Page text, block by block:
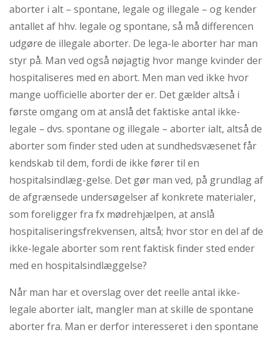
aborter i alt – spontane, legale og illegale – og kender
antallet af hhv. legale og spontane, så må differencen
udgøre de illegale aborter. De lega-le aborter har man
styr på. Man ved også nøjagtig hvor mange kvinder der
hospitaliseres med en abort. Men man ved ikke hvor
mange uofficielle aborter der er. Det gælder altså i
første omgang om at anslå det faktiske antal ikke-
legale – dvs. spontane og illegale – aborter ialt, altså de
aborter som finder sted uden at sundhedsvæsenet får
kendskab til dem, fordi de ikke fører til en
hospitalsindlæg-gelse. Det gør man ved, på grundlag af
de afgrænsede undersøgelser af konkrete materialer,
som foreligger fra fx mødrehjælpen, at anslå
hospitaliseringsfrekvensen, altså; hvor stor en del af de
ikke-legale aborter som rent faktisk finder sted ender
med en hospitalsindlæggelse?
Når man har et overslag over det reelle antal ikke-
legale aborter ialt, mangler man at skille de spontane
aborter fra. Man er derfor interesseret i den spontane